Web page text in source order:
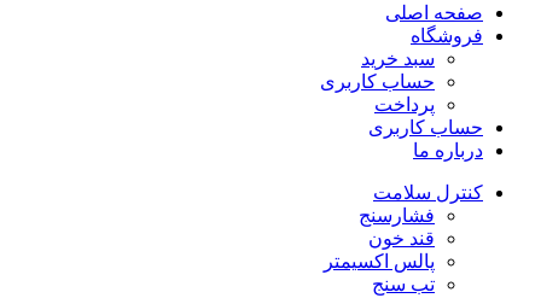
صفحه اصلی
فروشگاه
سبد خرید
حساب کاربری
پرداخت
حساب کاربری
درباره ما
کنترل سلامت
فشارسنج
قند خون
پالس اکسیمتر
تب سنج